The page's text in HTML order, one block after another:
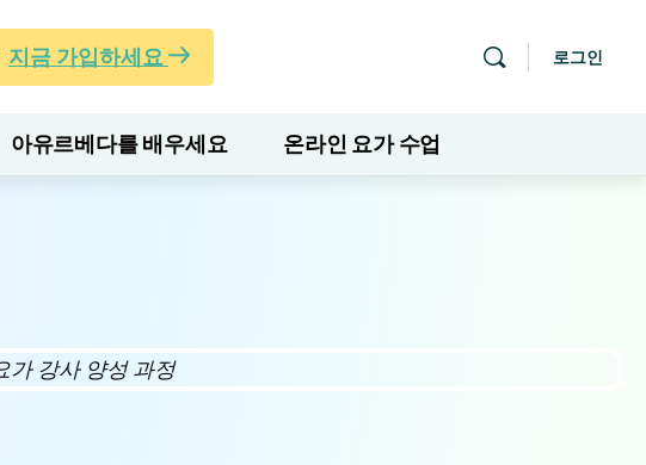
지금 가입하세요 로그인
아유르베다를 배우세요 온라인 요가 수업